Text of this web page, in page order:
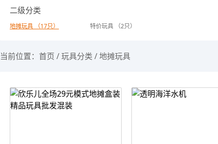
二级分类
地摊玩具 （17只） 特价玩具 （2只）
当前位置： 首页 /玩具分类 /地摊玩具